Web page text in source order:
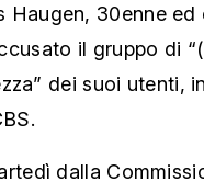
Haugen, 30enne ed
il gruppo di
dei suoi utenti, in
dalla